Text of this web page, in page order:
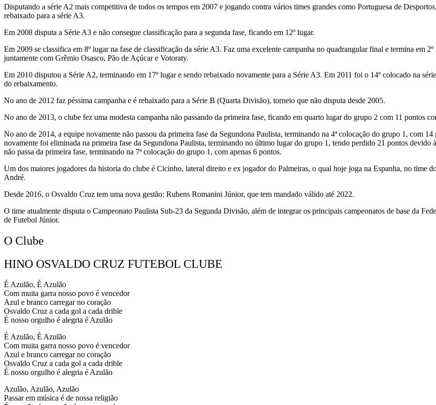
Disputando a série A2 mais competitiva de todos os tempos em 2007 e jogando contra vários times grandes como Portuguesa de
rebaixado para a série A3.
Em 2008 disputa a Série A3 e não consegue classificação para a segunda fase, ficando em 12º lugar.
Em 2009 se classifica em 8º lugar na fase de classificação da série A3. Faz uma excelente campanha no quadrangular final e termina em
juntamente com Grêmio Osasco, Pão de Açúcar e Votoraty.
Em 2010 disputou a Série A2, terminando em 17º lugar e sendo rebaixado novamente para a Série A3. Em 2011 foi o 14º colocado na
do rebaixamento.
No ano de 2012 faz péssima campanha e é rebaixado para a Série B (Quarta Divisão), torneio que não disputa desde 2005.
No ano de 2013, o clube fez uma modesta campanha não passando da primeira fase, ficando em quarto lugar do grupo 2 com 11 pontos
No ano de 2014, a equipe novamente não passou da primeira fase da Segundona Paulista, terminando na 4ª colocação do grupo 1, com
novamente foi eliminada na primeira fase da Segundona Paulista, terminando no último lugar do grupo 1, tendo perdido 21 pontos devido
não passa da primeira fase, terminando na 7ª colocação do grupo 1, com apenas 6 pontos.
Um dos maiores jogadores da historia do clube é Cicinho, lateral direito e ex jogador do Palmeiras, o qual hoje joga na Espanha, no time
André.
Desde 2016, o Osvaldo Cruz tem uma nova gestão: Rubens Romanini Júnior, que tem mandado válido até 2022.
O time atualmente disputa o Campeonato Paulista Sub-23 da Segunda Divisão, além de integrar os principais campeonatos de base da
de Futebol Júnior.
O Clube
HINO OSVALDO CRUZ FUTEBOL CLUBE
É Azulão, É Azulão
Com muita garra nosso povo é vencedor
Azul e branco carregar no coração
Osvaldo Cruz a cada gol a cada drible
É nosso orgulho é alegria é Azulão
É Azulão, É Azulão
Com muita garra nosso povo é vencedor
Azul e branco carregar no coração
Osvaldo Cruz a cada gol a cada drible
É nosso orgulho é alegria é Azulão
Azulão, Azulão, Azulão
Passar em música é de nossa religião